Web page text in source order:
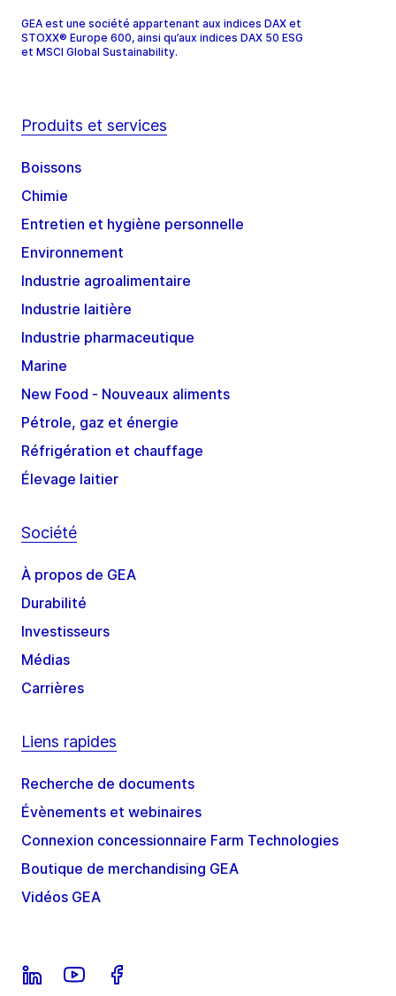
GEA est une société appartenant aux indices DAX et
STOXX® Europe 600, ainsi qu’aux indices DAX 50 ESG
et MSCI Global Sustainability.
Produits et services
Boissons
Chimie
Entretien et hygiène personnelle
Environnement
Industrie agroalimentaire
Industrie laitière
Industrie pharmaceutique
Marine
New Food - Nouveaux aliments
Pétrole, gaz et énergie
Réfrigération et chauffage
Élevage laitier
Société
À propos de GEA
Durabilité
Investisseurs
Médias
Carrières
Liens rapides
Recherche de documents
Évènements et webinaires
Connexion concessionnaire Farm Technologies
Boutique de merchandising GEA
Vidéos GEA